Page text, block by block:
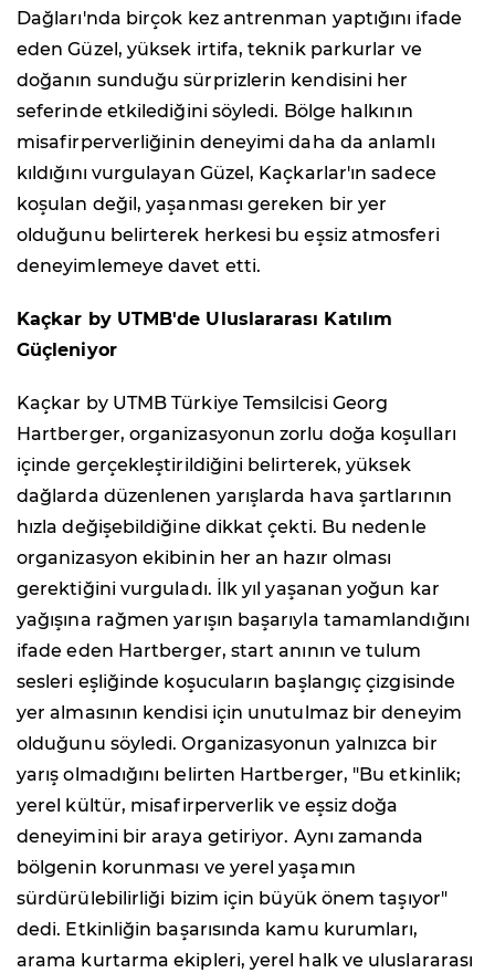
Dağları'nda birçok kez antrenman yaptığını ifade
eden Güzel, yüksek irtifa, teknik parkurlar ve
doğanın sunduğu sürprizlerin kendisini her
seferinde etkilediğini söyledi. Bölge halkının
misafirperverliğinin deneyimi daha da anlamlı
kıldığını vurgulayan Güzel, Kaçkarlar'ın sadece
koşulan değil, yaşanması gereken bir yer
olduğunu belirterek herkesi bu eşsiz atmosferi
deneyimlemeye davet etti.
Kaçkar by UTMB'de Uluslararası Katılım
Güçleniyor
Kaçkar by UTMB Türkiye Temsilcisi Georg
Hartberger, organizasyonun zorlu doğa koşulları
içinde gerçekleştirildiğini belirterek, yüksek
dağlarda düzenlenen yarışlarda hava şartlarının
hızla değişebildiğine dikkat çekti. Bu nedenle
organizasyon ekibinin her an hazır olması
gerektiğini vurguladı. İlk yıl yaşanan yoğun kar
yağışına rağmen yarışın başarıyla tamamlandığını
ifade eden Hartberger, start anının ve tulum
sesleri eşliğinde koşucuların başlangıç çizgisinde
yer almasının kendisi için unutulmaz bir deneyim
olduğunu söyledi. Organizasyonun yalnızca bir
yarış olmadığını belirten Hartberger, "Bu etkinlik;
yerel kültür, misafirperverlik ve eşsiz doğa
deneyimini bir araya getiriyor. Aynı zamanda
bölgenin korunması ve yerel yaşamın
sürdürülebilirliği bizim için büyük önem taşıyor"
dedi. Etkinliğin başarısında kamu kurumları,
arama kurtarma ekipleri, yerel halk ve uluslararası